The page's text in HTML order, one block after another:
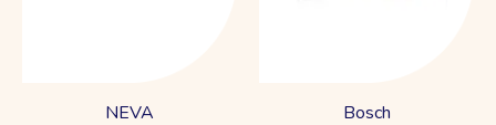
NEVA Bosch